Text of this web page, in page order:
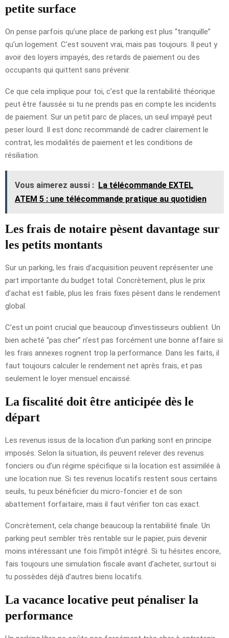
petite surface
On pense parfois qu’une place de parking est plus “tranquille”
qu’un logement. C’est souvent vrai, mais pas toujours. Il peut y
avoir des loyers impayés, des retards de paiement ou des
occupants qui quittent sans prévenir.
Ce que cela implique pour toi, c’est que la rentabilité théorique
peut être faussée si tu ne prends pas en compte les incidents
de paiement. Sur un petit parc de places, un seul impayé peut
peser lourd. Il est donc recommandé de cadrer clairement le
contrat, les modalités de paiement et les conditions de
résiliation.
Vous aimerez aussi : La télécommande EXTEL
ATEM 5 : une télécommande pratique au quotidien
Les frais de notaire pèsent davantage sur
les petits montants
Sur un parking, les frais d’acquisition peuvent représenter une
part importante du budget total. Concrètement, plus le prix
d’achat est faible, plus les frais fixes pèsent dans le rendement
global.
C’est un point crucial que beaucoup d’investisseurs oublient. Un
bien acheté “pas cher” n’est pas forcément une bonne affaire si
les frais annexes rognent trop la performance. Dans les faits, il
faut toujours calculer le rendement net après frais, et pas
seulement le loyer mensuel encaissé.
La fiscalité doit être anticipée dès le
départ
Les revenus issus de la location d’un parking sont en principe
imposés. Selon la situation, ils peuvent relever des revenus
fonciers ou d’un régime spécifique si la location est assimilée à
une location nue. Si tes revenus locatifs restent sous certains
seuils, tu peux bénéficier du micro-foncier et de son
abattement forfaitaire, mais il faut vérifier ton cas exact.
Concrètement, cela change beaucoup la rentabilité finale. Un
parking peut sembler très rentable sur le papier, puis devenir
moins intéressant une fois l’impôt intégré. Si tu hésites encore,
fais toujours une simulation fiscale avant d’acheter, surtout si
tu possèdes déjà d’autres biens locatifs.
La vacance locative peut pénaliser la
performance